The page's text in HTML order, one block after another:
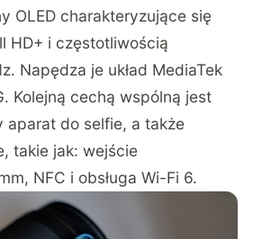
OLED charakteryzujące się
HD+ i częstotliwością
Napędza je układ MediaTek
Kolejną cechą wspólną jest
aparat do selfie, a także
takie jak: wejście
NFC i obsługa Wi-Fi 6.